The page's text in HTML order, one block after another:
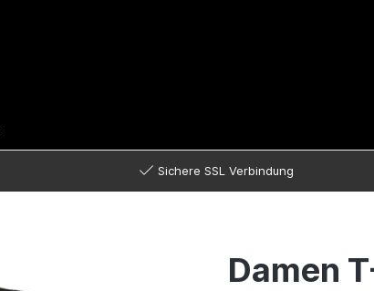
Sichere SSL Verbindung
Damen